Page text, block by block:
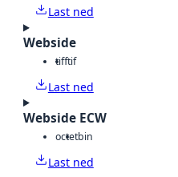
Last ned
Webside
tifftif
Last ned
Webside ECW
octetbin
Last ned